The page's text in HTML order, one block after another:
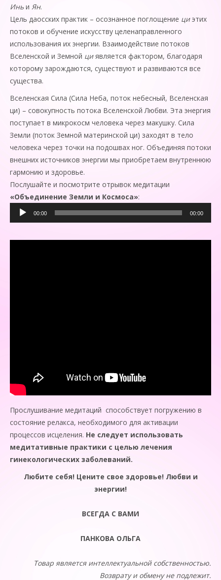
Инь и Ян.
Цель даосских практик – осознанное поглощение циэтих
потоков и обучение искусству целенап­равленного
использования их энергии. Взаимодействие потоков
Вселенской и Земной циявляется фактором, благодаря
которому зарождаются, существуют и развиваются все
существа.
Вселенская Сила (Сила Неба, поток небесный, Вселенская
ци) – совокупность потока Вселенской Любви. Эта энергия
поступает в микрокосм человека через макушку. Сила
Земли (поток Земной материнской ци) заходят в тело
человека через точки на подошвах ног. Объединяя потоки
внешних источников энергии мы приобретаем внутреннюю
гармонию и здоровье.
Послушайте и посмотрите отрывок медитации
«Объединение Земли и Космоса»:
Аудиоплеер
00:00 00:00
Прослушивание медитаций способствует погружению в
состояние релакса, необходимого для активации
процессов исцеления. Не следует использовать
медитативные практики с целью лечения
гинекологических заболеваний.
Любите себя! Цените свое здоровье! Любви и
энергии!
ВСЕГДА С ВАМИ
ПАНКОВА ОЛЬГА
Товар является интеллектуальной собственностью.
Возврату и обмену не подлежит.